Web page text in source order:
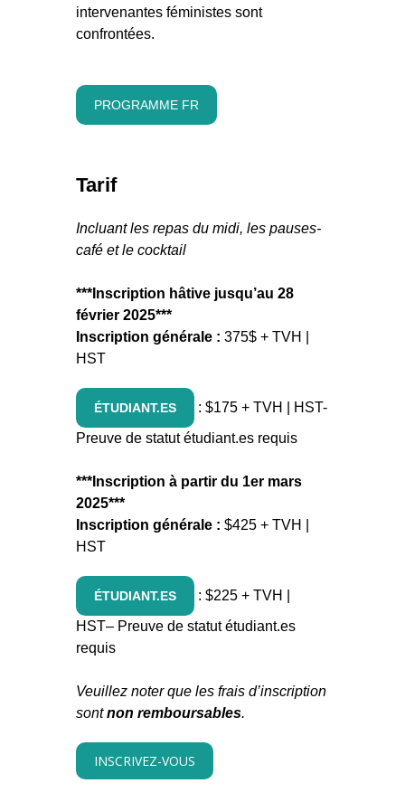
intervenantes féministes sont
confrontées.
PROGRAMME FR
Tarif
Incluant les repas du midi, les pauses-
café et le cocktail
***Inscription hâtive jusqu’au 28
février 2025***
Inscription générale : 375$ + TVH |
HST
ÉTUDIANT.ES
: $175 + TVH | HST-
Preuve de statut étudiant.es requis
***Inscription à partir du 1er mars
2025***
Inscription générale : $425 + TVH |
HST
ÉTUDIANT.ES
: $225 + TVH |
HST– Preuve de statut étudiant.es
requis
Veuillez noter que les frais d’inscription
sontnon remboursables.
INSCRIVEZ-VOUS